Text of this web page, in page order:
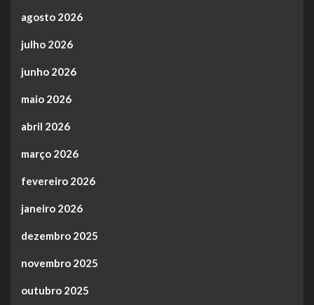
agosto 2026
julho 2026
junho 2026
maio 2026
abril 2026
março 2026
fevereiro 2026
janeiro 2026
dezembro 2025
novembro 2025
outubro 2025